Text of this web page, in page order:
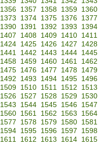
1356 1357 1358 1359
1360
1373 1374 1375 1376
1377
1390 1391 1392 1393
1394
1407 1408 1409 1410
1411
1424 1425 1426 1427
1428
1441 1442 1443 1444
1445
1458 1459 1460 1461
1462
1475 1476 1477 1478
1479
1492 1493 1494 1495
1496
1509 1510 1511 1512
1513
1526 1527 1528 1529
1530
1543 1544 1545 1546
1547
1560 1561 1562 1563
1564
1577 1578 1579 1580
1581
1594 1595 1596 1597
1598
1611 1612 1613 1614
1615